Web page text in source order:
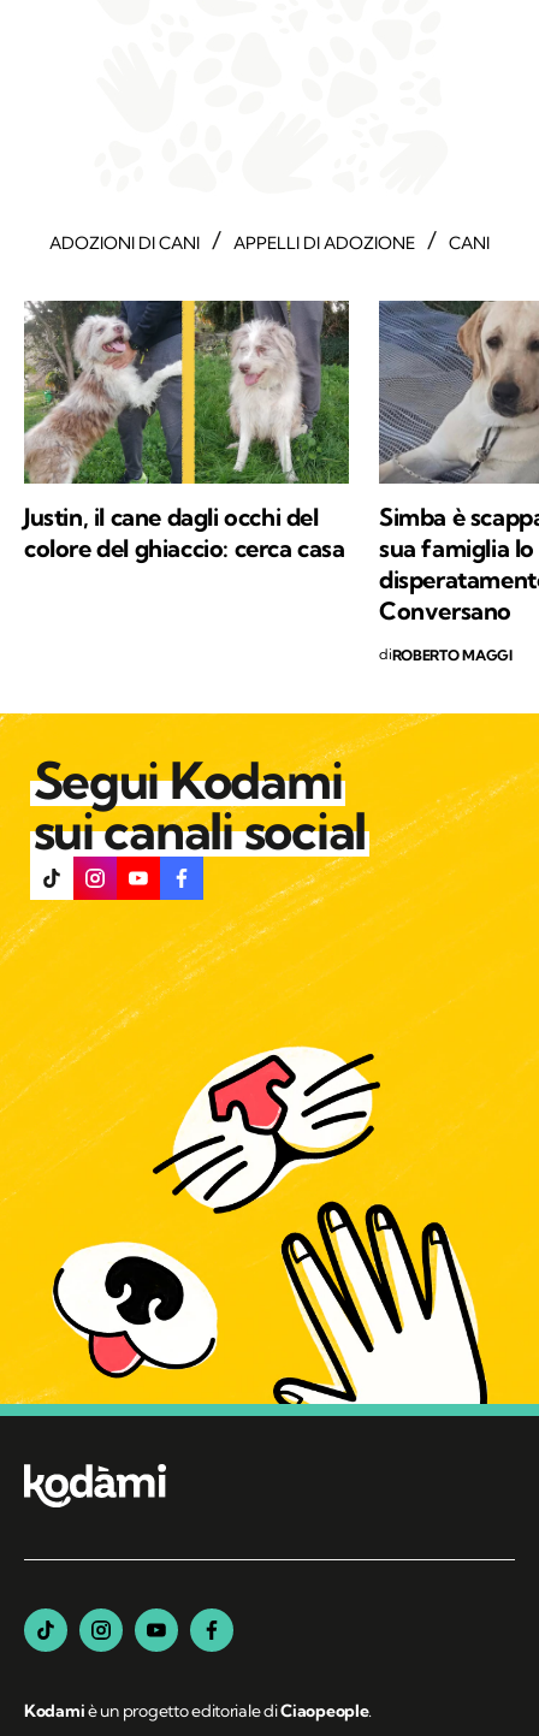
ADOZIONI DI CANI / APPELLI DI ADOZIONE / CANI
Justin, il cane dagli occhi del
colore del ghiaccio: cerca casa
Simba è
sua famiglia lo
Conversano
diROBERTO MAGGI
Segui Kodami
sui canali social
Kodamiè un progetto editoriale diCiaopeople.